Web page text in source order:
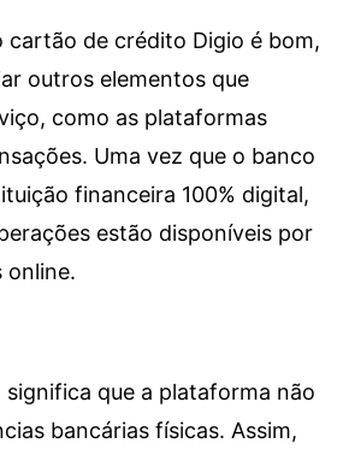
cartão de crédito Digio é bom,
outros elementos que
como as plataformas
Uma vez que o banco
financeira 100% digital,
estão disponíveis por
online.
que a plataforma não
bancárias físicas. Assim,